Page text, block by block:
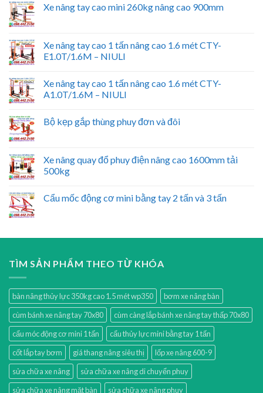
Xe nâng tay cao mini 260kg nâng cao 900mm
Xe nâng tay cao 1 tấn nâng cao 1.6 mét CTY-
E1.0T/1.6M – NIULI
Xe nâng tay cao 1 tấn nâng cao 1.6 mét CTY-
A1.0T/1.6M – NIULI
Bộ kẹp gắp thùng phuy đơn và đôi
Xe nâng quay đổ phuy điện nâng cao 1600mm tải
500kg
Cẩu mốc động cơ mini bằng tay 2 tấn và 3 tấn
TÌM SẢN PHẨM THEO TỪ KHÓA
bàn nâng thủy lực 350kg cao 1.5 mét wp350
bơm xe nâng bàn
cùm bánh xe nâng tay 70x80
cùm càng lắp bánh xe nâng tay thấp 70x80
cẩu móc động cơ mini 1 tấn
cẩu thủy lực mini bằng tay 1 tấn
cốt lắp tay bơm
giá thang nâng siêu thị
lốp xe nâng 600-9
sửa chữa xe nâng
sửa chữa xe nâng di chuyển phuy
sửa chữa xe nâng mặt bàn
sửa chữa xe nâng phuy